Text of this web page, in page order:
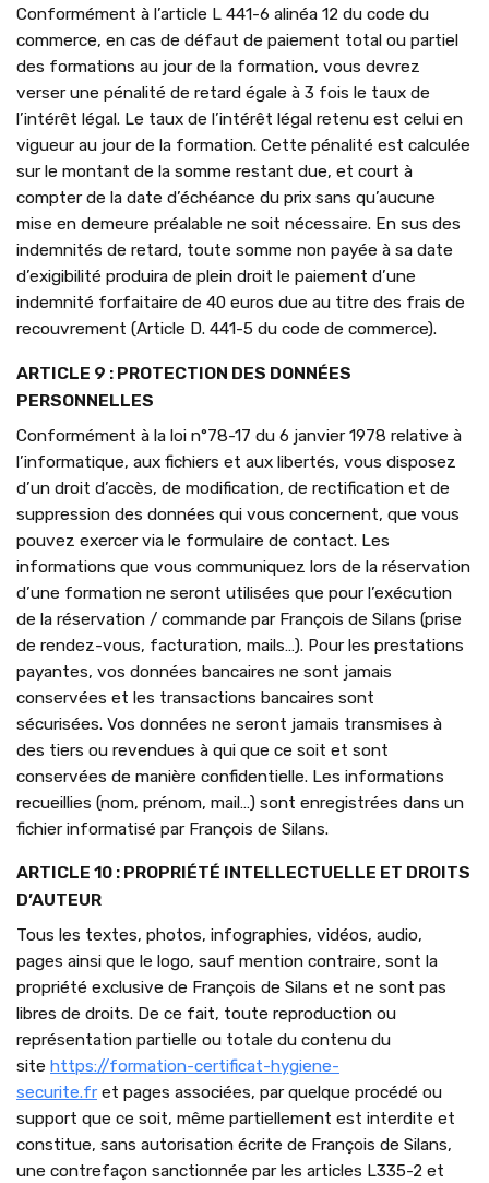
Conformément à l’article L 441-6 alinéa 12 du code du
commerce, en cas de défaut de paiement total ou partiel
des formations au jour de la formation, vous devrez
verser une pénalité de retard égale à 3 fois le taux de
l’intérêt légal. Le taux de l’intérêt légal retenu est celui en
vigueur au jour de la formation. Cette pénalité est calculée
sur le montant de la somme restant due, et court à
compter de la date d’échéance du prix sans qu’aucune
mise en demeure préalable ne soit nécessaire. En sus des
indemnités de retard, toute somme non payée à sa date
d’exigibilité produira de plein droit le paiement d’une
indemnité forfaitaire de 40 euros due au titre des frais de
recouvrement (Article D. 441-5 du code de commerce).
ARTICLE 9 : PROTECTION DES DONNÉES
PERSONNELLES
Conformément à la loi n°78-17 du 6 janvier 1978 relative à
l’informatique, aux fichiers et aux libertés, vous disposez
d’un droit d’accès, de modification, de rectification et de
suppression des données qui vous concernent, que vous
pouvez exercer via le formulaire de contact. Les
informations que vous communiquez lors de la réservation
d’une formation ne seront utilisées que pour l’exécution
de la réservation / commande par François de Silans (prise
de rendez-vous, facturation, mails…). Pour les prestations
payantes, vos données bancaires ne sont jamais
conservées et les transactions bancaires sont
sécurisées. Vos données ne seront jamais transmises à
des tiers ou revendues à qui que ce soit et sont
conservées de manière confidentielle. Les informations
recueillies (nom, prénom, mail…) sont enregistrées dans un
fichier informatisé par François de Silans.
ARTICLE 10 : PROPRIÉTÉ INTELLECTUELLE ET DROITS
D’AUTEUR
Tous les textes, photos, infographies, vidéos, audio,
pages ainsi que le logo, sauf mention contraire, sont la
propriété exclusive de François de Silans et ne sont pas
libres de droits. De ce fait, toute reproduction ou
représentation partielle ou totale du contenu du
site https://formation-certificat-hygiene-
securite.fret pages associées, par quelque procédé ou
support que ce soit, même partiellement est interdite et
constitue, sans autorisation écrite de François de Silans,
une contrefaçon sanctionnée par les articles L335-2 et